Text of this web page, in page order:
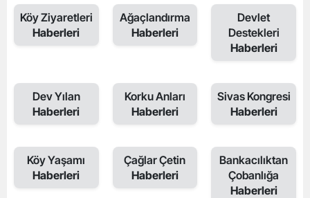
Köy Ziyaretleri
Haberleri
Ağaçlandırma
Haberleri
Devlet
Destekleri
Haberleri
Dev Yılan
Haberleri
Korku Anları
Haberleri
Sivas Kongresi
Haberleri
Köy Yaşamı
Haberleri
Çağlar Çetin
Haberleri
Bankacılıktan
Çobanlığa
Haberleri